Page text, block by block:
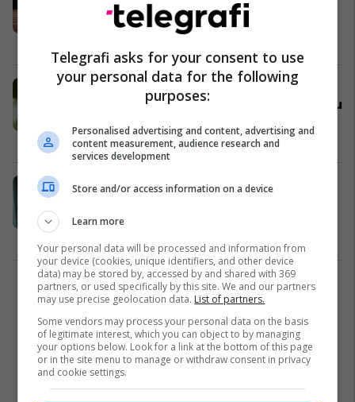
si shtetas të Kosovës – gjykata
shpall aktgjykim dënues ndaj tre të
Prokuroria e Gjilanit kërkon
paraburgim për të dyshuarin që vrau
Drejtësi 18/12/2023
Vodhën mbi 30 mijë euro në një
paraburgimit pesë të pandehurve
1
Telegrafi asks for your consent to use
your personal data for the following
purposes:
Personalised advertising and content, advertising and
content measurement, audience research and
services development
Store and/or access information on a device
Learn more
Your personal data will be processed and information from
your device (cookies, unique identifiers, and other device
data) may be stored by, accessed by and shared with 369
partners, or used specifically by this site. We and our partners
may use precise geolocation data. List of partners.
Some vendors may process your personal data on the basis
of legitimate interest, which you can object to by managing
your options below. Look for a link at the bottom of this page
or in the site menu to manage or withdraw consent in privacy
and cookie settings.